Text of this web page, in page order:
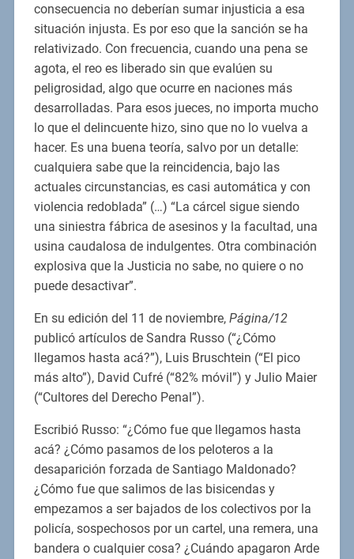
consecuencia no deberían sumar injusticia a esa
situación injusta. Es por eso que la sanción se ha
relativizado. Con frecuencia, cuando una pena se
agota, el reo es liberado sin que evalúen su
peligrosidad, algo que ocurre en naciones más
desarrolladas. Para esos jueces, no importa mucho
lo que el delincuente hizo, sino que no lo vuelva a
hacer. Es una buena teoría, salvo por un detalle:
cualquiera sabe que la reincidencia, bajo las
actuales circunstancias, es casi automática y con
violencia redoblada” (…) “La cárcel sigue siendo
una siniestra fábrica de asesinos y la facultad, una
usina caudalosa de indulgentes. Otra combinación
explosiva que la Justicia no sabe, no quiere o no
puede desactivar”.
En su edición del 11 de noviembre, Página/12
publicó artículos de Sandra Russo (“¿Cómo
llegamos hasta acá?”), Luis Bruschtein (“El pico
más alto”), David Cufré (“82% móvil”) y Julio Maier
(“Cultores del Derecho Penal”).
Escribió Russo: “¿Cómo fue que llegamos hasta
acá? ¿Cómo pasamos de los peloteros a la
desaparición forzada de Santiago Maldonado?
¿Cómo fue que salimos de las bisicendas y
empezamos a ser bajados de los colectivos por la
policía, sospechosos por un cartel, una remera, una
bandera o cualquier cosa? ¿Cuándo apagaron Arde